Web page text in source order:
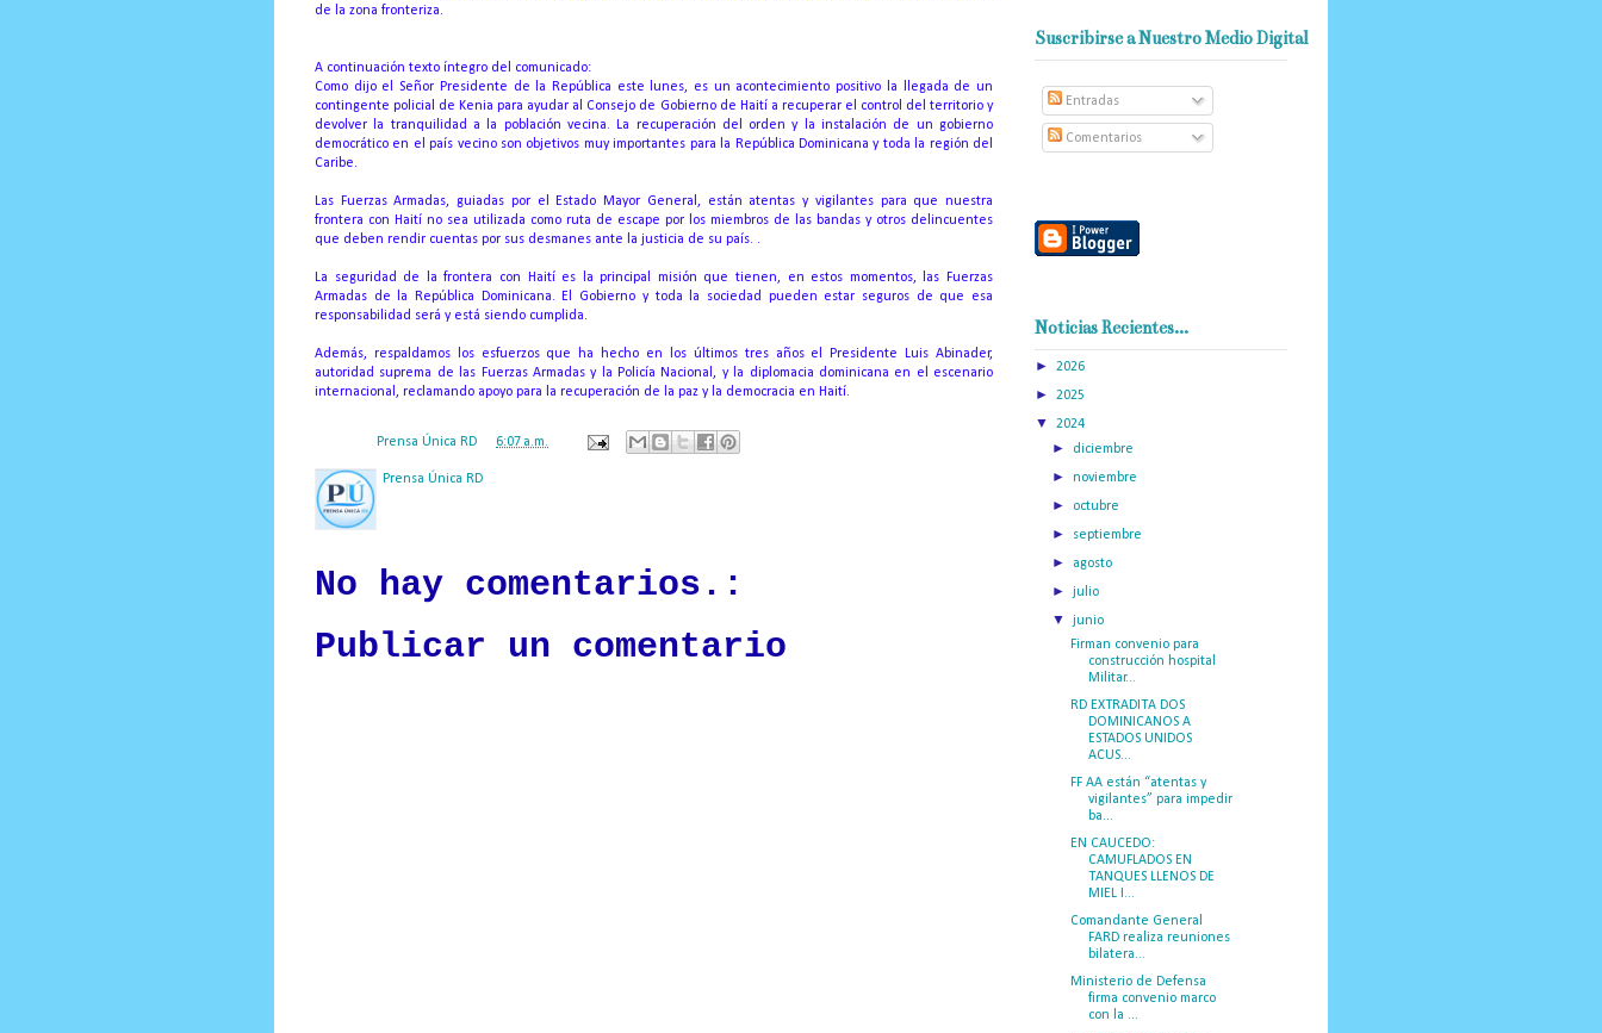
de la zona fronteriza.
A continuación texto íntegro del comunicado:
Como dijo el Señor Presidente de la República este lunes, es un acontecimiento positivo la llegada de un
contingente policial de Kenia para ayudar al Consejo de Gobierno de Haití a recuperar el control del territorio y
devolver la tranquilidad a la población vecina.
La recuperación del orden y la instalación de un gobierno
democrático en el país vecino son objetivos muy importantes para la República Dominicana y toda la región del
Caribe.
Las Fuerzas Armadas, guiadas por el Estado Mayor General, están atentas y vigilantes para que nuestra
frontera con Haití no sea utilizada como ruta de escape por los miembros de las bandas y otros delincuentes
que deben rendir cuentas por sus desmanes ante la justicia de su país. .
La seguridad de la frontera con Haití es la principal misión que tienen, en estos momentos, las Fuerzas
Armadas de la República Dominicana.
El Gobierno y toda la sociedad pueden estar seguros de que esa
responsabilidad será y está siendo cumplida.
Además, respaldamos los esfuerzos que ha hecho en los últimos tres años el Presidente Luis Abinader,
autoridad suprema de las Fuerzas Armadas y la Policía Nacional, y la diplomacia dominicana en el escenario
internacional, reclamando apoyo para la recuperación de la paz y la democracia en Haití.
Prensa Única RD 6:07 a.m.
Prensa Única RD
No hay comentarios.:
Publicar un comentario
Suscribirse a Nuestro Medio Digital
Entradas
Comentarios
Noticias Recientes...
► 2026
► 2025
▼ 2024
► diciembre
►noviembre
► octubre
► septiembre
► agosto
►julio
▼junio
Firman convenio para
construcción hospital
Militar...
RD EXTRADITA DOS
DOMINICANOS A
ESTADOS UNIDOS
ACUS...
FF AA están “atentas y
vigilantes” para impedir
ba...
EN CAUCEDO:
CAMUFLADOS EN
TANQUES LLENOS DE
MIEL I...
Comandante General
FARD realiza reuniones
bilatera...
Ministerio de Defensa
firma convenio marco
con la ...